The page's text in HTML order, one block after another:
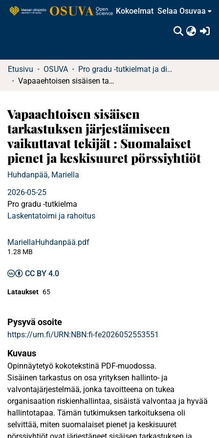
Kokoelmat Selaa Osuvaa
Etusivu OSUVA
Pro gradu -tutkielmat ja diplomityöt
Vapaaehtoisen sisäisen tarkastuksen järjestämiseen vaikuttavat tekijät : Suomalaiset pienet ja keskisuuret pörssiyhtiöt
Vapaaehtoisen sisäisen
tarkastuksen järjestämiseen
vaikuttavat tekijät : Suomalaiset
pienet ja keskisuuret pörssiyhtiöt
Huhdanpää, Mariella
2026-05-25
Pro gradu -tutkielma
Laskentatoimi ja rahoitus
MariellaHuhdanpää.pdf
1.28 MB
CC BY 4.0
Lataukset 65
Pysyvä osoite
https://urn.fi/URN:NBN:fi-fe2026052553551
Kuvaus
Opinnäytetyö kokotekstinä PDF-muodossa.
Sisäinen tarkastus on osa yrityksen hallinto- ja
valvontajärjestelmää, jonka tavoitteena on tukea
organisaation riskienhallintaa, sisäistä valvontaa ja hyvää
hallintotapaa. Tämän tutkimuksen tarkoituksena oli
selvittää, miten suomalaiset pienet ja keskisuuret